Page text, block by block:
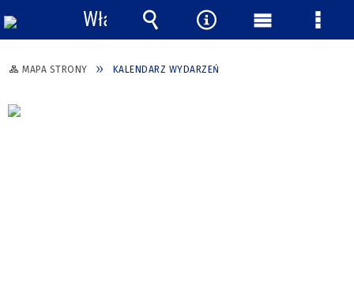
MAPA STRONY KALENDARZ WYDARZEŃ
Włącz
powiadomienia
Wyszukiwarka
Narzędzia
Menu Menu